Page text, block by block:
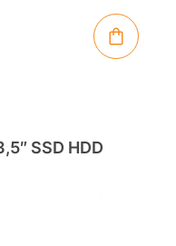
SSD HDD